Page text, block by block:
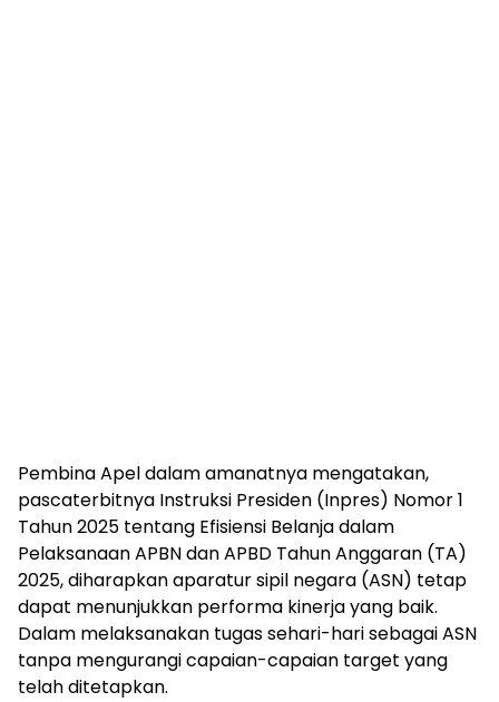
Pembina Apel dalam amanatnya mengatakan,
pascaterbitnya Instruksi Presiden (Inpres) Nomor 1
Tahun 2025 tentang Efisiensi Belanja dalam
Pelaksanaan APBN dan APBD Tahun Anggaran (TA)
2025, diharapkan aparatur sipil negara (ASN) tetap
dapat menunjukkan performa kinerja yang baik.
Dalam melaksanakan tugas sehari-hari sebagai ASN
tanpa mengurangi capaian-capaian target yang
telah ditetapkan.